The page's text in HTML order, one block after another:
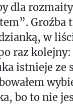
dla
Groźba
w
raz
istnieje ze
bo to nie